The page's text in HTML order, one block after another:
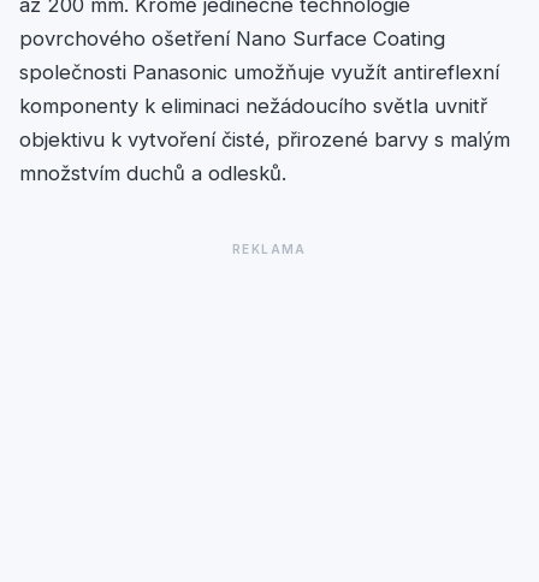
povrchového ošetření Nano Surface Coating
společnosti Panasonic umožňuje využít antireflexní
komponenty k eliminaci nežádoucího světla uvnitř
objektivu k vytvoření čisté, přirozené barvy s malým
množstvím duchů a odlesků.